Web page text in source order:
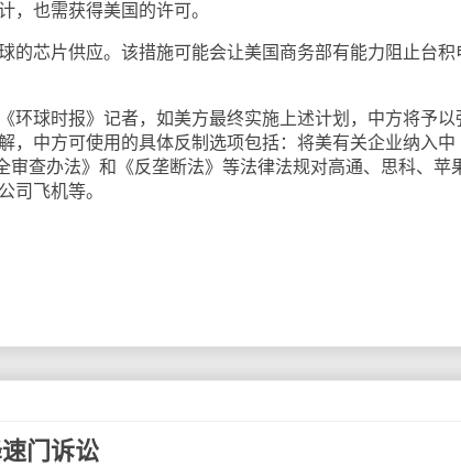
，也需获得美国的许可。
芯片供应。该措施可能会让美国商务部有能力阻止台积
球时报》记者，如美方最终实施上述计划，中方将予以
，中方可使用的具体反制选项包括：将美有关企业纳入中
审查办法》和《反垄断法》等法律法规对高通、思科、苹
司飞机等。
门诉讼